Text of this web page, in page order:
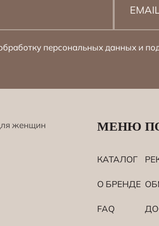
персональных данных и
МЕНЮ
КАТАЛОГ
О БРЕНДЕ
FAQ